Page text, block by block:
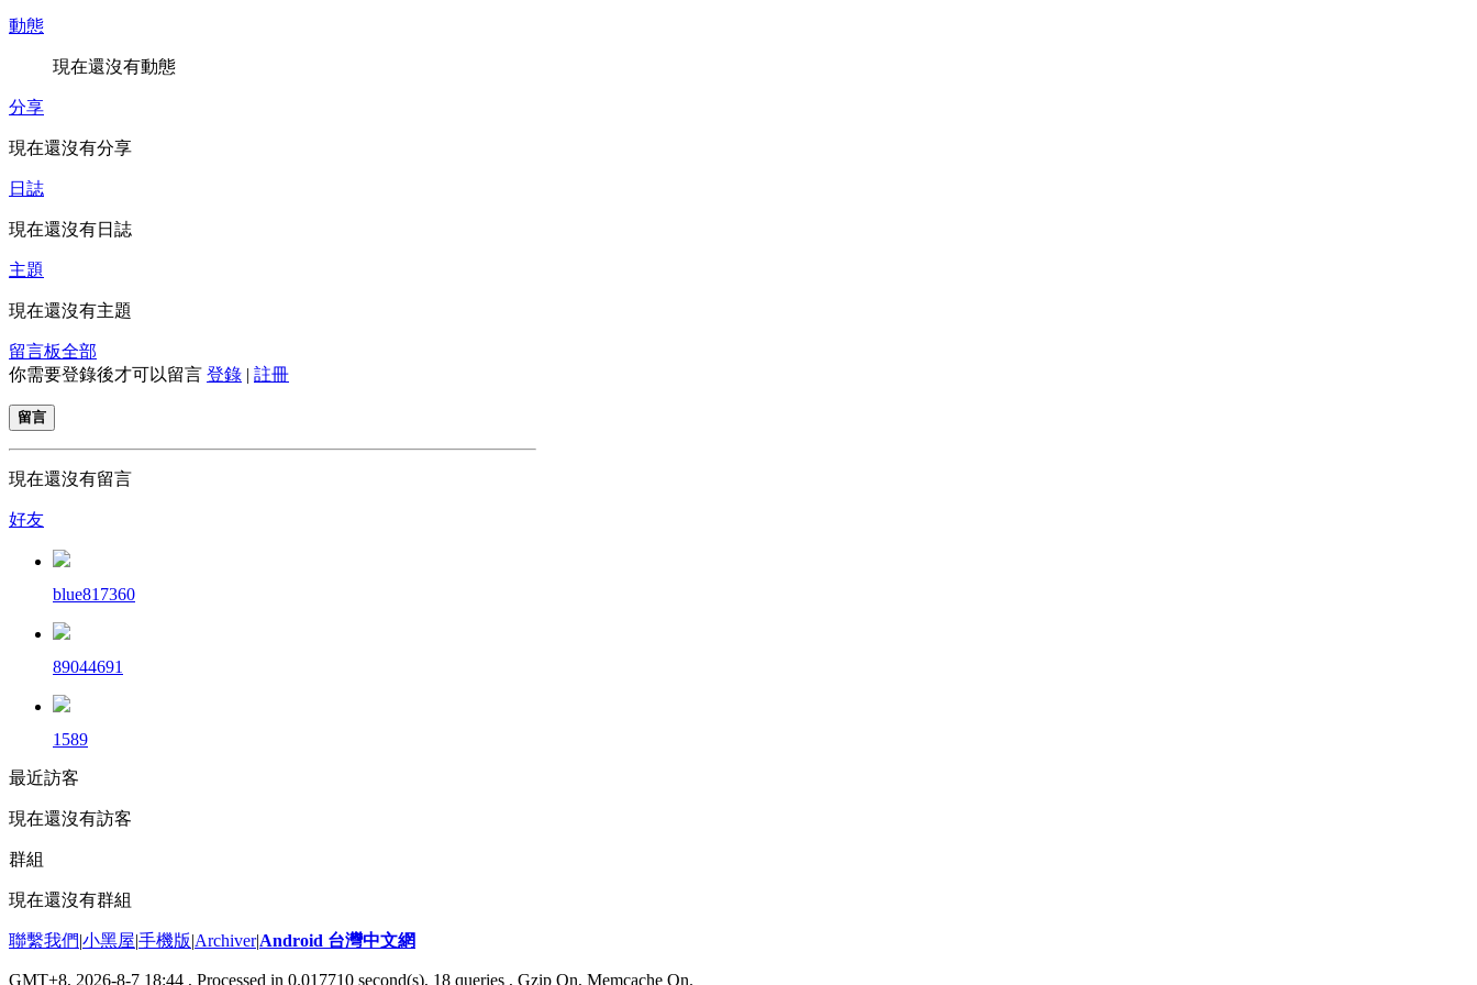
動態
現在還沒有動態
分享
現在還沒有分享
日誌
現在還沒有日誌
主題
現在還沒有主題
留言板全部
你需要登錄後才可以留言 登錄 | 註冊
留言
現在還沒有留言
好友
blue817360
89044691
1589
最近訪客
現在還沒有訪客
群組
現在還沒有群組
聯繫我們|小黑屋|手機版|Archiver|Android 台灣中文網
GMT+8, 2026-8-7 18:44 , Processed in 0.017710 second(s), 18 queries , Gzip On, Memcache On.